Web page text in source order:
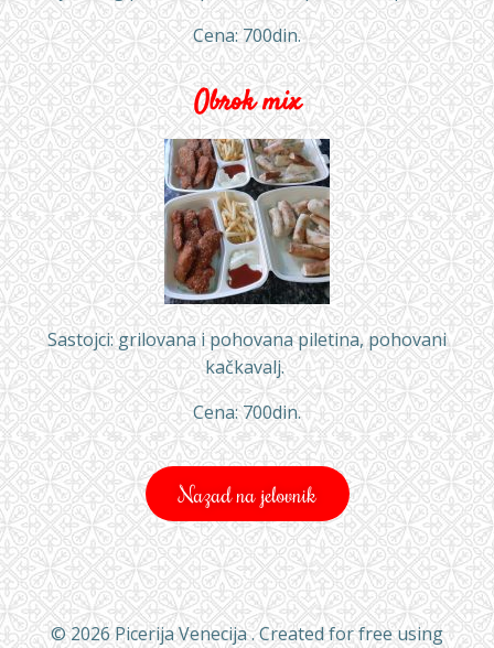
Cena: 700din.
Obrok mix
Sastojci: grilovana i pohovana piletina, pohovani
kačkavalj.
Cena: 700din.
Nazad na jelovnik
© 2026 Picerija Venecija . Created for free using